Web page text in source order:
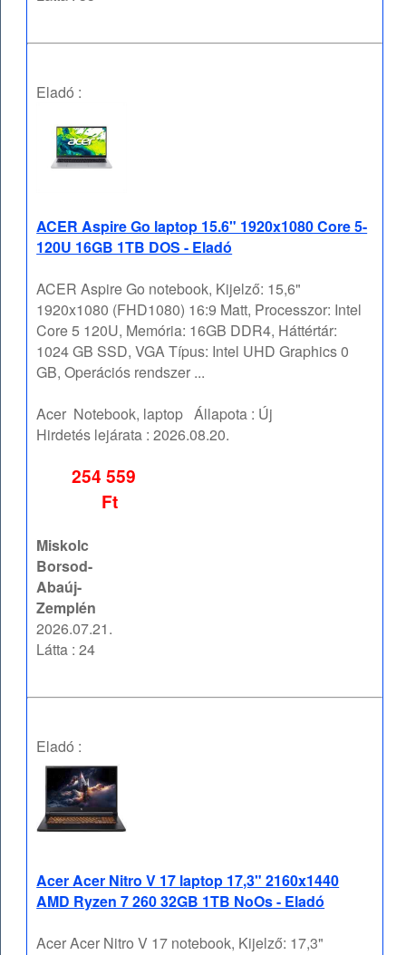
Eladó :
ACER Aspire Go laptop 15.6" 1920x1080 Core 5-
120U 16GB 1TB DOS - Eladó
ACER Aspire Go notebook, Kijelző: 15,6"
1920x1080 (FHD1080) 16:9 Matt, Processzor: Intel
Core 5 120U, Memória: 16GB DDR4, Háttértár:
1024 GB SSD, VGA Típus: Intel UHD Graphics 0
GB, Operációs rendszer ...
Acer Notebook, laptop Állapota : Új
Hirdetés lejárata :2026.08.20.
254 559
Ft
Miskolc
Borsod-
Abaúj-
Zemplén
2026.07.21.
Látta : 24
Eladó :
Acer Acer Nitro V 17 laptop 17,3" 2160x1440
AMD Ryzen 7 260 32GB 1TB NoOs - Eladó
Acer Acer Nitro V 17 notebook, Kijelző: 17,3"